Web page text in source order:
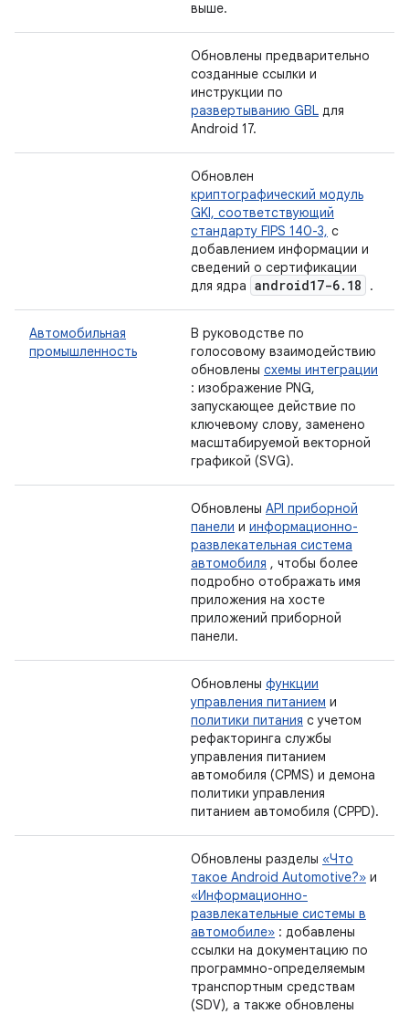
выше.
Обновлены предварительно
созданные ссылки и
инструкции по
развертыванию GBL для
Android 17.
Обновлен
криптографический модуль
GKI, соответствующий
стандарту FIPS 140-3, с
добавлением информации и
сведений о сертификации
для ядра android17-6. 18 .
Автомобильная
промышленность
В руководстве по
голосовому взаимодействию
обновлены схемы интеграции
: изображение PNG,
запускающее действие по
ключевому слову, заменено
масштабируемой векторной
графикой (SVG).
Обновлены API приборной
панели и информационно-
развлекательная система
автомобиля , чтобы более
подробно отображать имя
приложения на хосте
приложений приборной
панели.
Обновлены функции
управления питанием и
политики питания с учетом
рефакторинга службы
управления питанием
автомобиля (CPMS) и демона
политики управления
питанием автомобиля (CPPD).
Обновлены разделы «Что
такое Android Automotive?» и
«Информационно-
развлекательные системы в
автомобиле» : добавлены
ссылки на документацию по
программно-определяемым
транспортным средствам
(SDV), а также обновлены